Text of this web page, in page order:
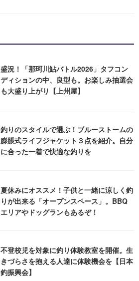
盛況！「那珂川鮎バトル2026」タフコン
ディションの中、良型も。お楽しみ抽選会
も大盛り上がり【上州屋】
釣りのスタイルで選ぶ！ブルーストームの
膨脹式ライフジャケット３点を紹介。自分
に合った一着で快適な釣りを
夏休みにオススメ！子供と一緒に涼しく釣
りが出来る「オープンスペース」。BBQ
エリアやドッグランもあるぞ！
不登校児を対象に釣り体験教室を開催。生
きづらさを抱える人達に体験機会を【日本
釣振興会】